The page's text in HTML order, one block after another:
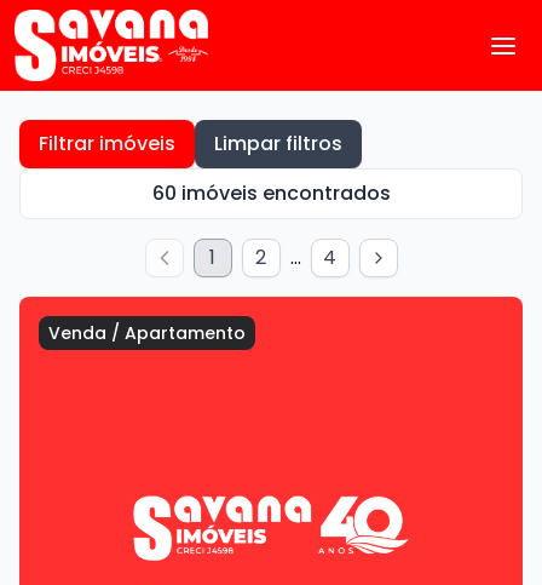
Filtrar imóveis
Limpar filtros
60 imóveis encontrados
1 2 ... 4
Venda / Apartamento